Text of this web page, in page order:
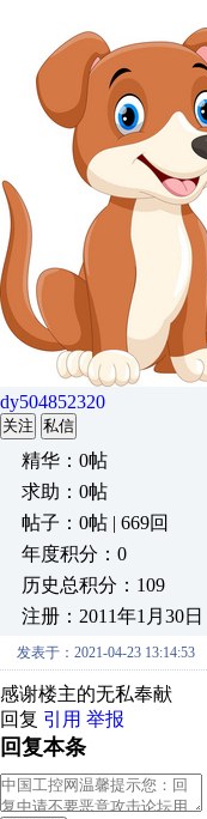
dy504852320
关注 私信
精华：0帖
求助：0帖
帖子：0帖 | 669回
年度积分：0
历史总积分：109
注册：2011年1月30日
发表于：2021-04-23 13:14:53
感谢楼主的无私奉献
回复 引用 举报
回复本条